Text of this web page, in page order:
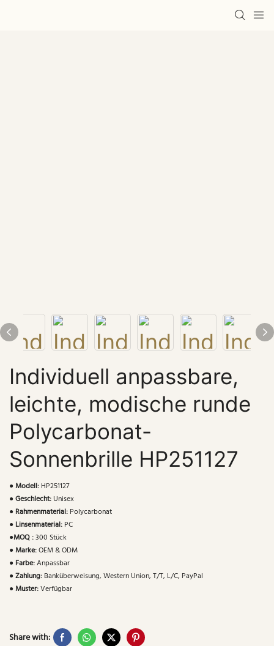
Individuell anpassbare,
leichte, modische runde
Polycarbonat-
Sonnenbrille HP251127
●Modell: HP251127
●Geschlecht: Unisex
● Rahmenmaterial: Polycarbonat
● Linsenmaterial: PC
●MOQ :300 Stück
●Marke:OEM & ODM
● Farbe:Anpassbar
●Zahlung: Banküberweisung, Western Union, T/T, L/C, PayPal
●Muster:Verfügbar
Share with: